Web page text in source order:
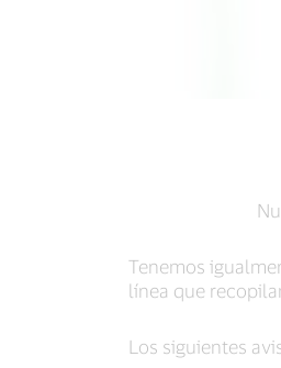
Tenemos
línea que
Los siguientes